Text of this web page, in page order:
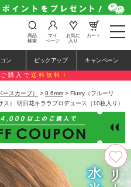
t
o
e
n
v
i
a
i
o
n
商品
検索
マイ
ページ
お気に
入り
カート
ン ピックアップ キャンペーン
購入で 送料無料！
ースカーブ） > 8.6mm > Flurry（フルーリ
） 明日花キララプロデュース（10枚入り）